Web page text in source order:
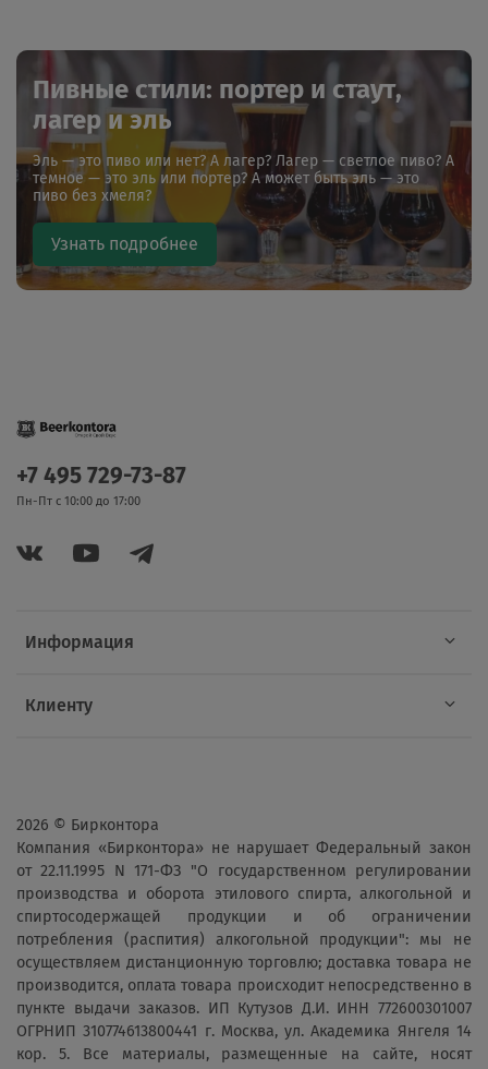
Пивные стили: портер и стаут,
лагер и эль
Эль — это пиво или нет? А лагер? Лагер — светлое пиво? А
темное — это эль или портер? А может быть эль — это
пиво без хмеля?
Узнать подробнее
Информация
Клиенту
+7 495 729-73-87
Пн-Пт с 10:00 до 17:00
2026 © Бирконтора
Компания «Бирконтора» не нарушает Федеральный закон
от 22.11.1995 N 171-ФЗ "О государственном регулировании
производства и оборота этилового спирта, алкогольной и
спиртосодержащей продукции и об ограничении
потребления (распития) алкогольной продукции": мы не
осуществляем дистанционную торговлю; доставка товара не
производится, оплата товара происходит непосредственно в
пункте выдачи заказов. ИП Кутузов Д.И. ИНН 772600301007
ОГРНИП 310774613800441 г. Москва, ул. Академика Янгеля 14
кор. 5. Все материалы, размещенные на сайте, носят